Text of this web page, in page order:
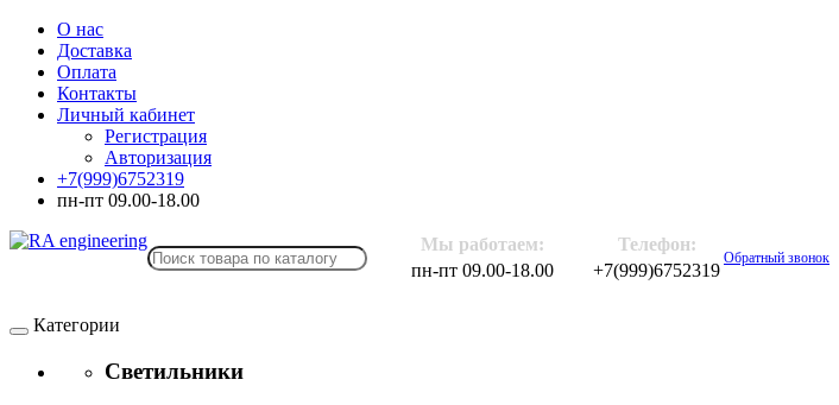
О нас
Доставка
Оплата
Контакты
Личный кабинет
Регистрация
Авторизация
+7(999)6752319
пн-пт 09.00-18.00
Мы работаем:
Телефон:
пн-пт 09.00-18.00
+7(999)6752319
Обратный звонок
Категории
Светильники